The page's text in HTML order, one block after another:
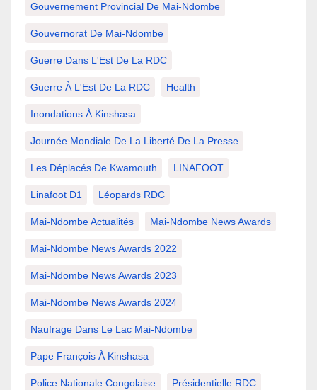
Gouvernement Provincial De Mai-Ndombe
Gouvernorat De Mai-Ndombe
Guerre Dans L'Est De La RDC
Guerre À L'Est De La RDC Health
Inondations À Kinshasa
Journée Mondiale De La Liberté De La Presse
Les Déplacés De Kwamouth LINAFOOT
Linafoot D1 Léopards RDC
Mai-Ndombe Actualités Mai-Ndombe News Awards
Mai-Ndombe News Awards 2022
Mai-Ndombe News Awards 2023
Mai-Ndombe News Awards 2024
Naufrage Dans Le Lac Mai-Ndombe
Pape François À Kinshasa
Police Nationale Congolaise Présidentielle RDC